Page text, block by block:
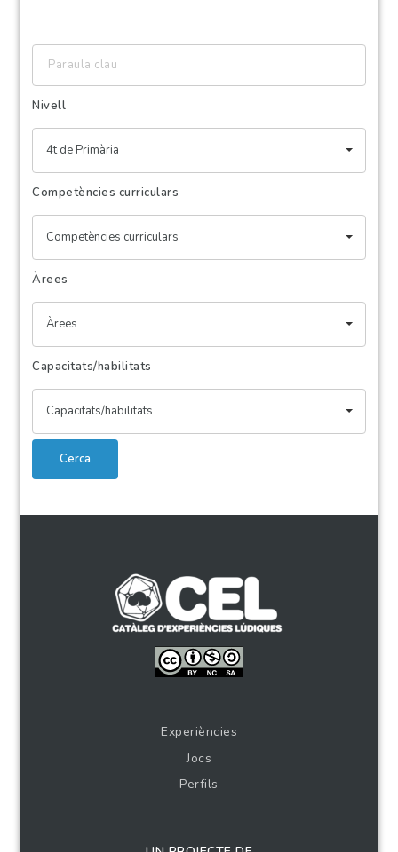
clau
Nivell
4t de Primària
Competències curriculars
Competències curriculars
Àrees
Àrees
Capacitats/habilitats
Capacitats/habilitats
Cerca
Experiències
Jocs
Perfils